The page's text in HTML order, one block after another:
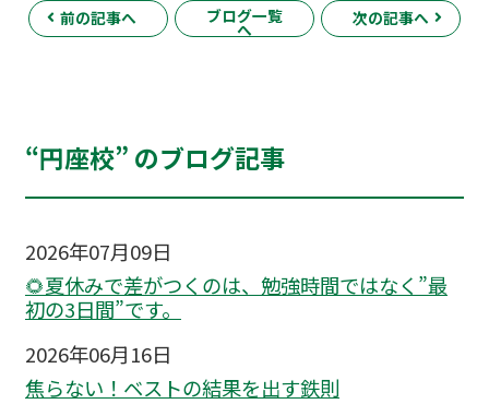
前の記事へ ブログ一覧
へ
次の記事へ
“円座校” のブログ記事
2026年07月09日
🌻夏休みで差がつくのは、勉強時間ではなく”最
初の3日間”です。
2026年06月16日
焦らない！ベストの結果を出す鉄則